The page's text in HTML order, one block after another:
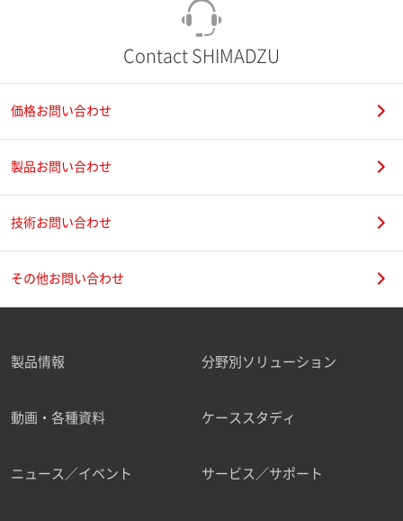
Contact SHIMADZU
価格お問い合わせ
製品お問い合わせ
技術お問い合わせ
その他お問い合わせ
製品情報 分野別ソリューション
動画・各種資料 ケーススタディ
ニュース／イベント サービス／サポート